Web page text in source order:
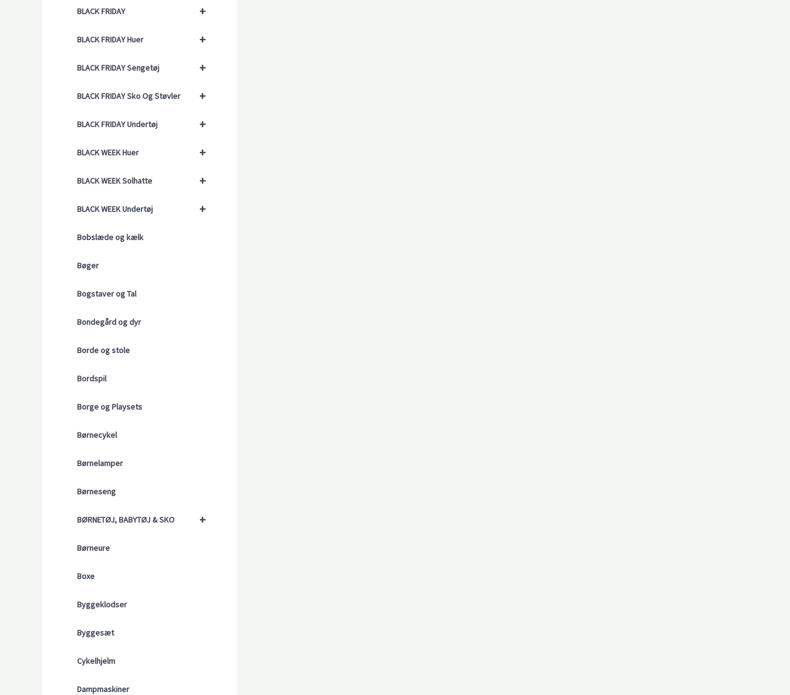
+
BLACK FRIDAY
+
BLACK FRIDAY Huer
+
BLACK FRIDAY Sengetøj
+
BLACK FRIDAY Sko Og Støvler
+
BLACK FRIDAY Undertøj
+
BLACK WEEK Huer
+
BLACK WEEK Solhatte
+
BLACK WEEK Undertøj
Bobslæde og kælk
Bøger
Bogstaver og Tal
Bondegård og dyr
Borde og stole
Bordspil
Borge og Playsets
Børnecykel
Børnelamper
Børneseng
+
BØRNETØJ, BABYTØJ & SKO
Børneure
Boxe
Byggeklodser
Byggesæt
Cykelhjelm
Dampmaskiner